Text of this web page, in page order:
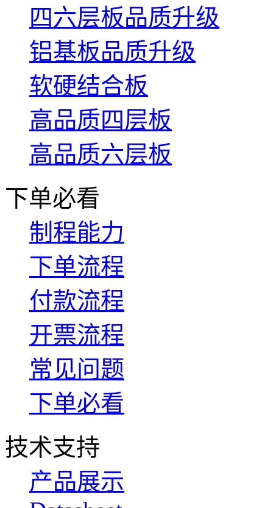
四六层板品质升级
铝基板品质升级
软硬结合板
高品质四层板
高品质六层板
下单必看
制程能力
下单流程
付款流程
开票流程
常见问题
下单必看
技术支持
产品展示